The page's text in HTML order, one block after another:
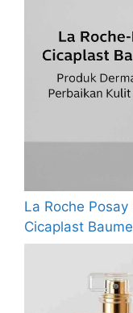
La Roche
Cicaplast